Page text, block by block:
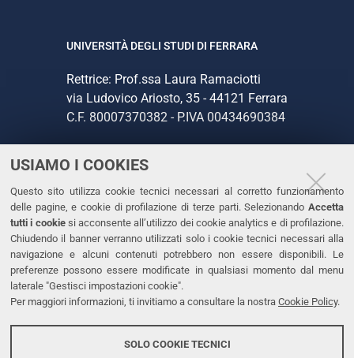
USIAMO I COOKIES
Questo sito utilizza cookie tecnici necessari al corretto funzionamento
delle pagine, e cookie di profilazione di terze parti. Selezionando Accetta
tutti i cookiesi acconsente all’utilizzo dei cookie analytics e di profilazione.
Chiudendo il banner verranno utilizzati solo i cookie tecnici necessari alla
navigazione e alcuni contenuti potrebbero non essere disponibili. Le
preferenze possono essere modificate in qualsiasi momento dal menu
laterale "Gestisci impostazioni cookie".
Per maggiori informazioni, ti invitiamo a consultare la nostra Cookie Policy.
SOLO COOKIE TECNICI
UNIVERSITÀ DEGLI STUDI DI FERRARA
Rettrice: Prof.ssa Laura Ramaciotti
via Ludovico Ariosto, 35 - 44121 Ferrara
C.F. 80007370382 - P.IVA 00434690384
CONTATTI
Tel. +39 0532 293111
Fax. +39 0532 293031
PEC
LINKS
Dichiarazione di accessibilità